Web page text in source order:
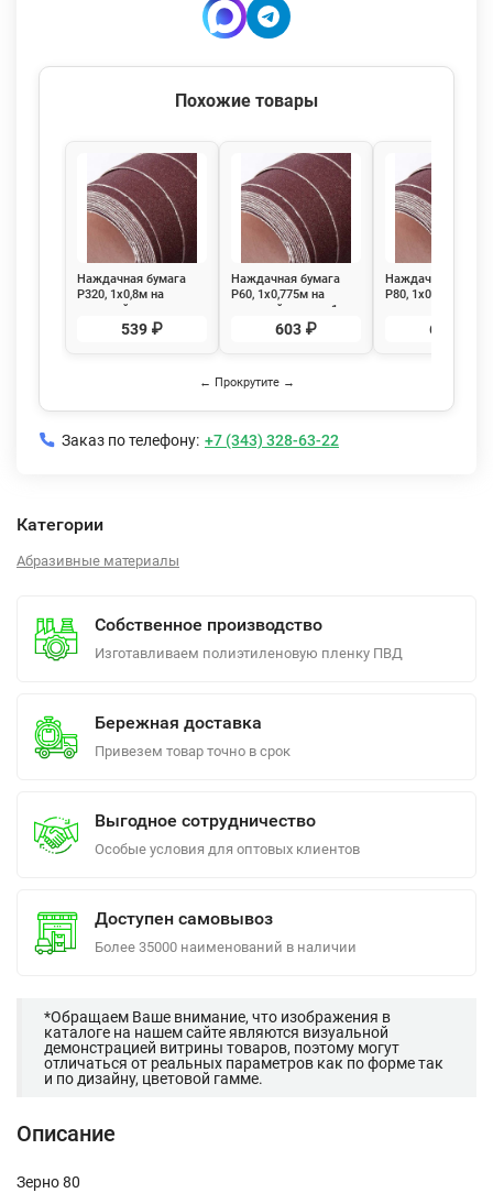
Похожие товары
Наждачная бумага
Р320, 1х0,8м на
тканевой основе
539 ₽
Наждачная бумага
Р60, 1х0,775м на
тканевой основе, 1
603 ₽
Наждачная бумага
Р80, 1х0,8м на
620 ₽
← Прокрутите →
Заказ по телефону: +7 (343) 328-63-22
Категории
Абразивные материалы
Собственное производство
Изготавливаем полиэтиленовую пленку ПВД
Бережная доставка
Привезем товар точно в срок
Выгодное сотрудничество
Особые условия для оптовых клиентов
Доступен самовывоз
Более 35000 наименований в наличии
*Обращаем Ваше внимание, что изображения в
каталоге на нашем сайте являются визуальной
демонстрацией витрины товаров, поэтому могут
отличаться от реальных параметров как по форме так
и по дизайну, цветовой гамме.
Описание
Зерно 80